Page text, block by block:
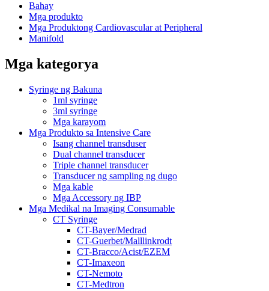
Bahay
Mga produkto
Mga Produktong Cardiovascular at Peripheral
Manifold
Mga kategorya
Syringe ng Bakuna
1ml syringe
3ml syringe
Mga karayom
Mga Produkto sa Intensive Care
Isang channel transduser
Dual channel transducer
Triple channel transducer
Transducer ng sampling ng dugo
Mga kable
Mga Accessory ng IBP
Mga Medikal na Imaging Consumable
CT Syringe
CT-Bayer/Medrad
CT-Guerbet/Malllinkrodt
CT-Bracco/Acist/EZEM
CT-Imaxeon
CT-Nemoto
CT-Medtron